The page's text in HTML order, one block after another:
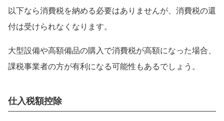
以下なら消費税を納める必要はありませんが、消費税の還
付は受けられなくなります。
大型設備や高額備品の購入で消費税が高額になった場合、
課税事業者の方が有利になる可能性もあるでしょう。
仕入税額控除